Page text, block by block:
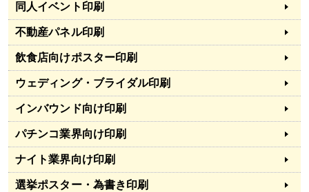
同人イベント印刷
不動産パネル印刷
飲食店向けポスター印刷
ウェディング・ブライダル印刷
インバウンド向け印刷
パチンコ業界向け印刷
ナイト業界向け印刷
選挙ポスター・為書き印刷